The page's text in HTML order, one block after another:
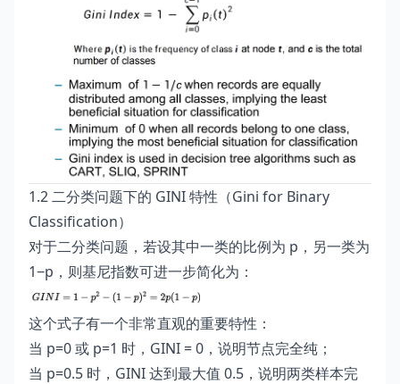
1.2 二分类问题下的 GINI 特性（Gini for Binary
Classification）
对于二分类问题，若设其中一类的比例为 p，另一类为
1−p，则基尼指数可进一步简化为：
这个式子有一个非常直观的重要特性：
当 p=0 或 p=1 时，GINI = 0，说明节点完全纯；
当 p=0.5 时，GINI 达到最大值 0.5，说明两类样本完